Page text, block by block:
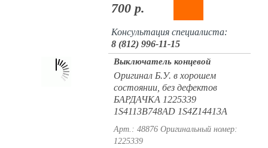
700 р.
Консультация специалиста:
8 (812) 996-11-15
Выключатель концевой
Оригинал Б.У. в хорошем
состоянии, без дефектов
БАРДАЧКА 1225339
1S4113B748AD 1S4Z14413A
Арт.: 48876 Оригинальный номер:
1225339